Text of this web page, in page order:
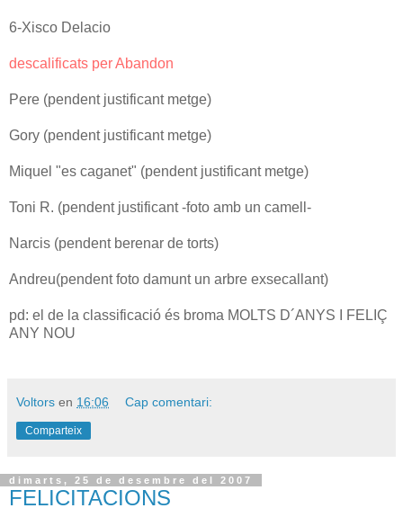
6-Xisco Delacio
descalificats per Abandon
Pere (pendent justificant metge)
Gory (pendent justificant metge)
Miquel "es caganet" (pendent justificant metge)
Toni R. (pendent justificant -foto amb un camell-
Narcis (pendent berenar de torts)
Andreu(pendent foto damunt un arbre exsecallant)
pd: el de la classificació és broma MOLTS D´ANYS I FELIÇ
ANY NOU
Voltors en 16:06 Cap comentari:
Comparteix
dimarts, 25 de desembre del 2007
FELICITACIONS